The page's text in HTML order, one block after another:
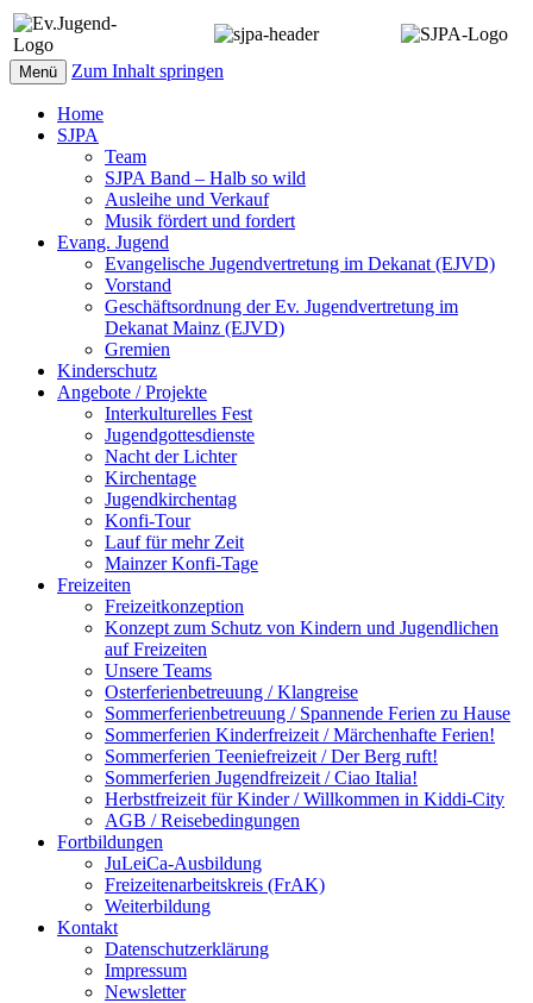
Menü Zum Inhalt springen
Home
SJPA
Team
SJPA Band – Halb so wild
Ausleihe und Verkauf
Musik fördert und fordert
Evang. Jugend
Evangelische Jugendvertretung im Dekanat (EJVD)
Vorstand
Geschäftsordnung der Ev. Jugendvertretung im
Dekanat Mainz (EJVD)
Gremien
Kinderschutz
Angebote / Projekte
Interkulturelles Fest
Jugendgottesdienste
Nacht der Lichter
Kirchentage
Jugendkirchentag
Konfi-Tour
Lauf für mehr Zeit
Mainzer Konfi-Tage
Freizeiten
Freizeitkonzeption
Konzept zum Schutz von Kindern und Jugendlichen
auf Freizeiten
Unsere Teams
Osterferienbetreuung / Klangreise
Sommerferienbetreuung / Spannende Ferien zu Hause
Sommerferien Kinderfreizeit / Märchenhafte Ferien!
Sommerferien Teeniefreizeit / Der Berg ruft!
Sommerferien Jugendfreizeit / Ciao Italia!
Herbstfreizeit für Kinder / Willkommen in Kiddi-City
AGB / Reisebedingungen
Fortbildungen
JuLeiCa-Ausbildung
Freizeitenarbeitskreis (FrAK)
Weiterbildung
Kontakt
Datenschutzerklärung
Impressum
Newsletter